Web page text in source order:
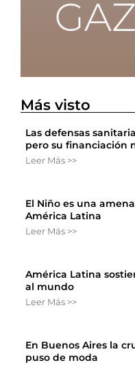
Más visto
Las defensas
pero su financiación
Leer Más >>
El Niño es una
América Latina
Leer Más >>
América Latina
al mundo
Leer Más >>
En Buenos Aires la
puso de moda